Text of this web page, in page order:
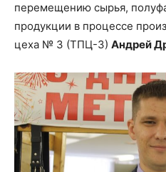
перемещению сырья,
продукции в процессе
цеха № 3 (ТПЦ-3) Андрей